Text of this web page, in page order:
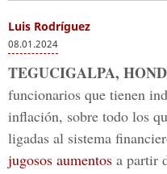
Luis Rodríguez
08.01.2024
TEGUCIGALPA,
funcionarios que tienen
inflación, sobre todo los
ligadas al sistema
jugosos aumentos a partir